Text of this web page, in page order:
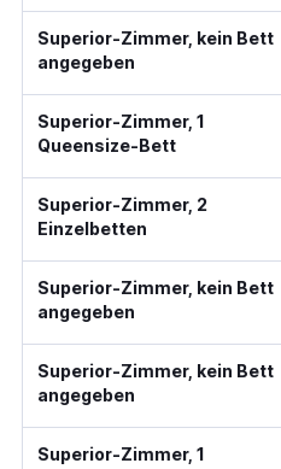
Superior-Zimmer, kein Bett
angegeben
Superior-Zimmer, 1
Queensize-Bett
Superior-Zimmer, 2
Einzelbetten
Superior-Zimmer, kein Bett
angegeben
Superior-Zimmer, kein Bett
angegeben
Superior-Zimmer, 1